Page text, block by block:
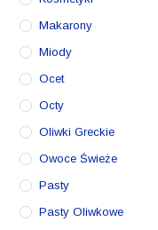
Makarony
Miody
Ocet
Octy
Oliwki Greckie
Owoce Świeże
Pasty
Pasty Oliwkowe